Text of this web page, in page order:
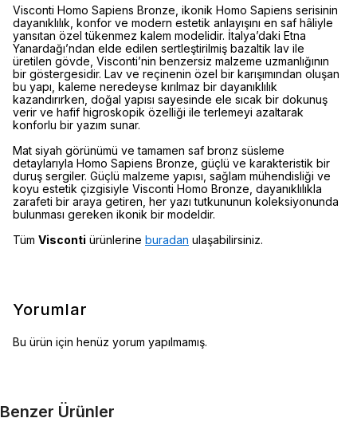
Visconti Homo Sapiens Bronze, ikonik Homo Sapiens serisinin
dayanıklılık, konfor ve modern estetik anlayışını en saf hâliyle
yansıtan özel tükenmez kalem modelidir. İtalya’daki Etna
Yanardağı’ndan elde edilen sertleştirilmiş bazaltik lav ile
üretilen gövde, Visconti’nin benzersiz malzeme uzmanlığının
bir göstergesidir. Lav ve reçinenin özel bir karışımından oluşan
bu yapı, kaleme neredeyse kırılmaz bir dayanıklılık
kazandırırken, doğal yapısı sayesinde ele sıcak bir dokunuş
verir ve hafif higroskopik özelliği ile terlemeyi azaltarak
konforlu bir yazım sunar.
Mat siyah görünümü ve tamamen saf bronz süsleme
detaylarıyla Homo Sapiens Bronze, güçlü ve karakteristik bir
duruş sergiler. Güçlü malzeme yapısı, sağlam mühendisliği ve
koyu estetik çizgisiyle Visconti Homo Bronze, dayanıklılıkla
zarafeti bir araya getiren, her yazı tutkununun koleksiyonunda
bulunması gereken ikonik bir modeldir.
Tüm Visconti ürünlerine buradan ulaşabilirsiniz.
Yorumlar
Bu ürün için henüz yorum yapılmamış.
Benzer Ürünler